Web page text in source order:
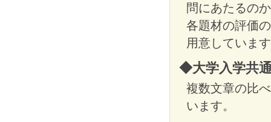
問にあたるの
各題材の評価
用意していま
◆大学入学共
複数文章の比
います。